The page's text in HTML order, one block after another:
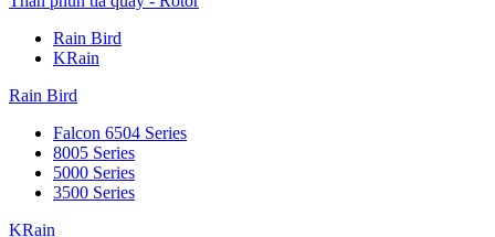
Rain Bird
KRain
Rain Bird
Falcon 6504 Series
8005 Series
5000 Series
3500 Series
KRain